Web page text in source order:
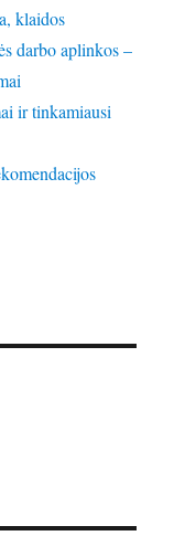
klaidos
darbo aplinkos –
ir tinkamiausi